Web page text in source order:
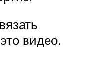
видео.